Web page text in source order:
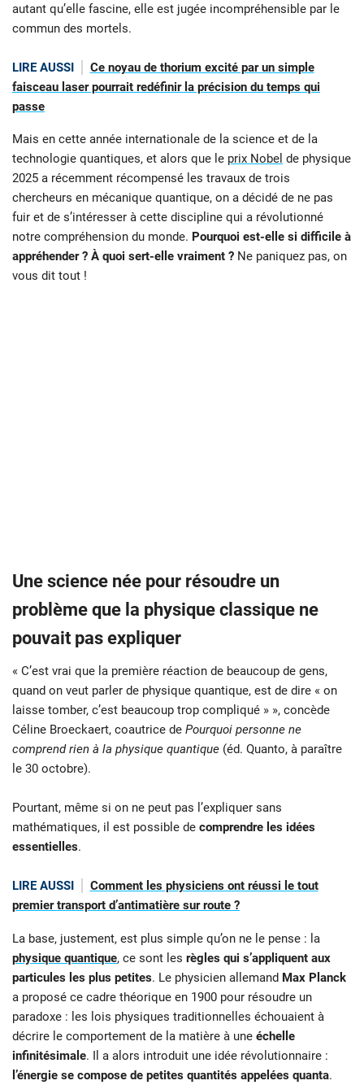
autant qu’elle fascine, elle est jugée incompréhensible par le
commun des mortels.
LIRE AUSSI
Ce noyau de thorium excité par un simple
faisceau laser pourrait redéfinir la précision du temps qui
passe
Mais en cette année internationale de la science et de la
technologie quantiques, et alors que le prix Nobel de physique
2025 a récemment récompensé les travaux de trois
chercheurs en mécanique quantique, on a décidé de ne pas
fuir et de s’intéresser à cette discipline qui a révolutionné
notre compréhension du monde. Pourquoi est-elle si difficile à
appréhender ? À quoi sert-elle vraiment ? Ne paniquez pas, on
vous dit tout !
Une science née pour résoudre un
problème que la physique classique ne
pouvait pas expliquer
« C’est vrai que la première réaction de beaucoup de gens,
quand on veut parler de physique quantique, est de dire « on
laisse tomber, c’est beaucoup trop compliqué » », concède
Céline Broeckaert, coautrice de Pourquoi personne ne
comprend rien à la physique quantique (éd. Quanto, à paraître
le 30 octobre).
Pourtant, même si on ne peut pas l’expliquer sans
mathématiques, il est possible de comprendre les idées
essentielles.
LIRE AUSSI
Comment les physiciens ont réussi le tout
premier transport d’antimatière sur route ?
La base, justement, est plus simple qu’on ne le pense : la
physique quantique, ce sont les règles qui s’appliquent aux
particules les plus petites. Le physicien allemand Max Planck
a proposé ce cadre théorique en 1900 pour résoudre un
paradoxe : les lois physiques traditionnelles échouaient à
décrire le comportement de la matière à une échelle
infinitésimale. Il a alors introduit une idée révolutionnaire :
l’énergie se compose de petites quantités appelées quanta.